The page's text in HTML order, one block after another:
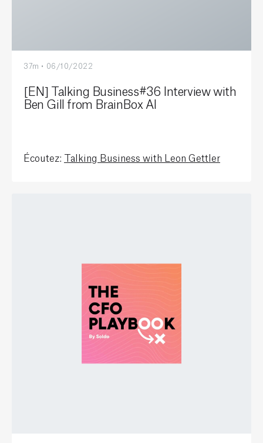
37m • 06/10/2022
[EN] Talking Business#36 Interview with
Ben Gill from BrainBox AI
Écoutez: Talking Business with Leon Gettler